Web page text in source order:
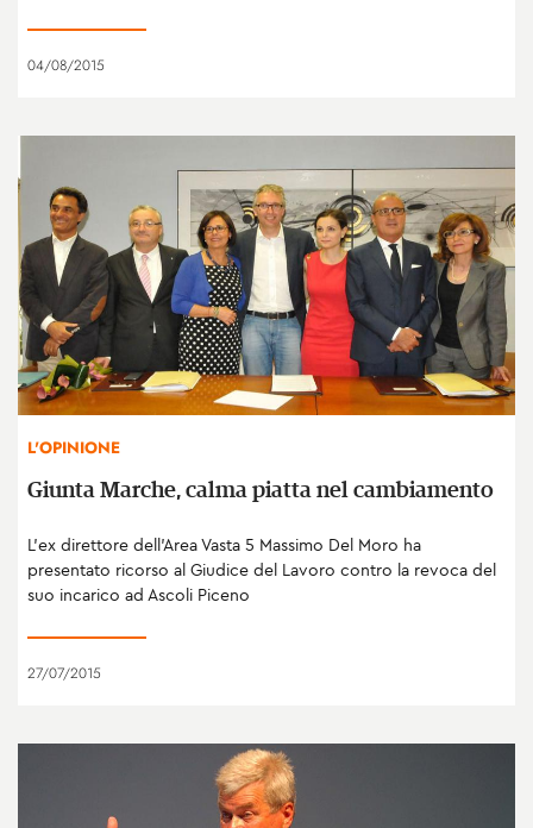
04/08/2015
L'OPINIONE
Giunta Marche, calma piatta nel cambiamento
L'ex direttore dell'Area Vasta 5 Massimo Del Moro ha
presentato ricorso al Giudice del Lavoro contro la revoca del
suo incarico ad Ascoli Piceno
27/07/2015